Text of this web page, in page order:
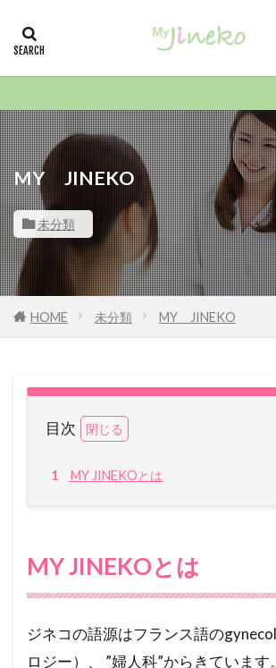
MY JINEKO
未分類
HOME 未分類 MY JINEKO
目次
1 MY JINEKOとは
MY JINEKOとは
ジネコの語源はフランス語の
ロジー）、 ”婦人科”からきています
カテゴリー
タグ
21冬 小山嵩夫クリニック
戸塚共立レディースクリニック 院長
戸塚共立レディースクリニック
恵比寿みかレディースクリニック
庄司産婦人科
広尾レディースク
対馬ルリ子女性ライフクリニック銀座
女性クリニック ラポール
天神
四ツ谷レディスクリニック
咲江レディスクリニック
南生田レディースクリニック
元町レディースクリニック
的野ウィメンズクリニック
阪部循環器内科・内科 婦人科クリニ
都立大レディースクリニック
船